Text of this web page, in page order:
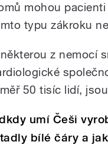
mohou
typu zákroku
z nemocí
50 tisíc lidí,
umí Češi
bílé čáry a